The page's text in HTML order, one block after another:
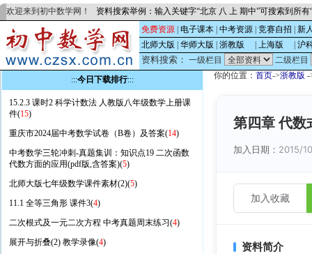
欢迎来到初中数学网！ 资料搜索举例：输入关键字“北京 八 上 期中”可搜索到所
免费资源 电子课本 中考资源 竞赛自招
新
北师大版
华师大版 浙教版 上海版 沪
资料搜索： 一级栏目
二级栏目
:::今日下载排行:::
15.2.3 课时2 科学计数法 人教版八年级数学上册课
件(15)
重庆市2024届中考数学试卷（B卷）及答案(14)
中考数学三轮冲刺-真题集训：知识点19 二次函数
代数方面的应用(pdf版,含答案)(5)
北师大版七年级数学课件素材(2)(5)
11.1 全等三角形 课件3(4)
二次根式及一元二次方程 中考真题周末练习(4)
展开与折叠(2) 教学录像(4)
你的位置： 首页->浙教版 -
第四章 代数
加入日期： 2015/
加入收藏
资料简介